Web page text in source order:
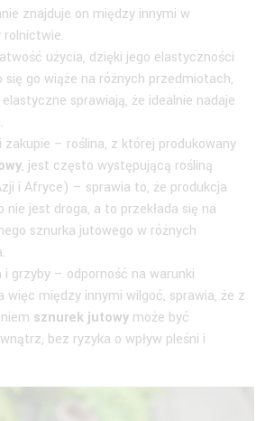
znajduje on między innymi w
użycia, dzięki jego elastyczności
się go wiąże na różnych przedmiotach,
sprawiają, że idealnie nadaje
zakupie – roślina, z której produkowany
, jest często występującą rośliną
i Afryce) – sprawia to, że produkcja
nie jest droga, a to przekłada się na
sznurka jutowego w różnych
i grzyby – odporność na warunki
więc między innymi wilgoć, sprawia, że z
sznurek jutowy może być
bez ryzyka o wpływ pleśni i